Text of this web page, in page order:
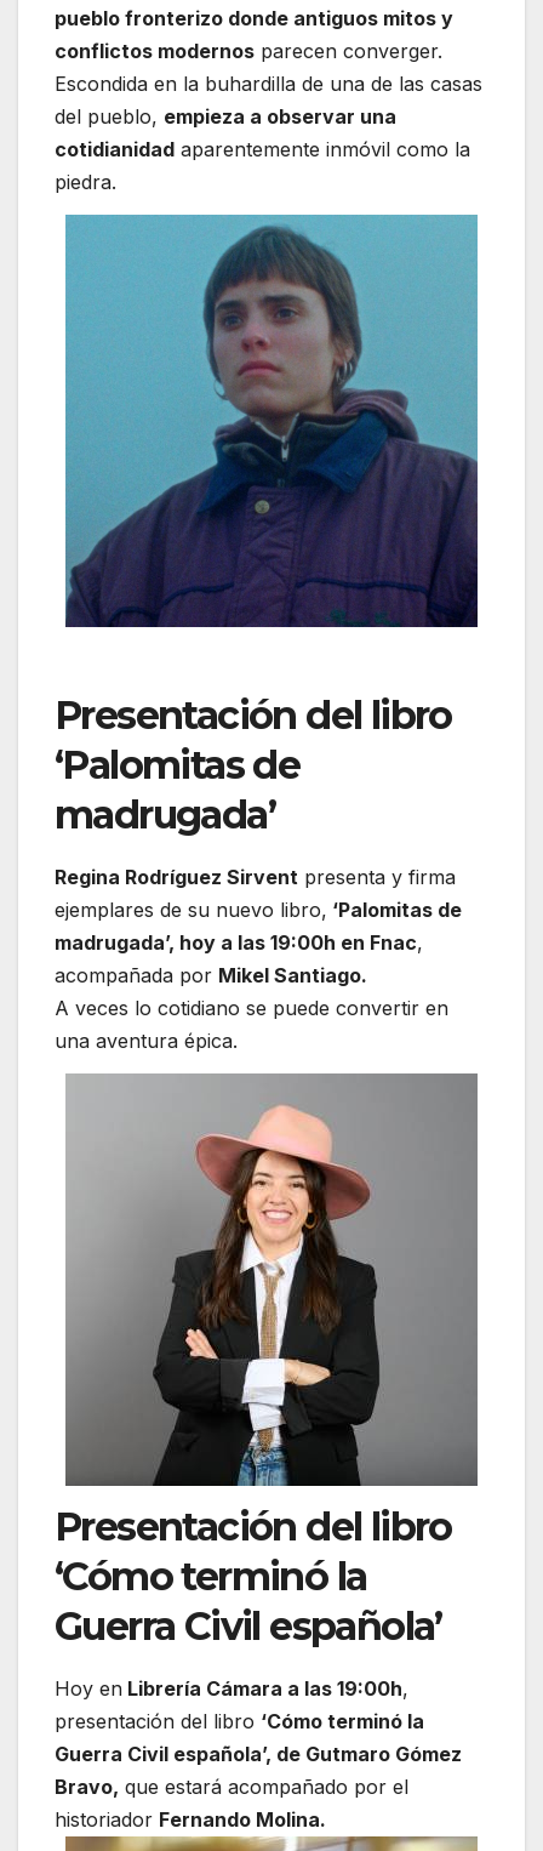
pueblo fronterizo donde antiguos mitos y
conflictos modernos parecen converger.
Escondida en la buhardilla de una de las casas
del pueblo, empieza a observar una
cotidianidad aparentemente inmóvil como la
piedra.
Presentación del libro
‘Palomitas de
madrugada’
Regina Rodríguez Sirvent presenta y firma
ejemplares de su nuevo libro, ‘Palomitas de
madrugada’, hoy a las 19:00h en Fnac,
acompañada por Mikel Santiago.
A veces lo cotidiano se puede convertir en
una aventura épica.
Presentación del libro
‘Cómo terminó la
Guerra Civil española’
Hoy en Librería Cámara a las 19:00h,
presentación del libro ‘Cómo terminó la
Guerra Civil española’, de Gutmaro Gómez
Bravo, que estará acompañado por el
historiador Fernando Molina.